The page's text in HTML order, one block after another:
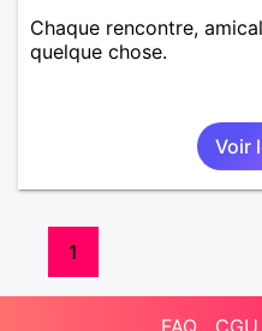
Chaque rencontre,
quelque chose.
Voir
1
FAQ CGU